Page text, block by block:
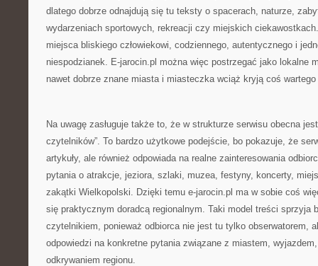
dlatego dobrze odnajdują się tu teksty o spacerach, naturze,
wydarzeniach sportowych, rekreacji czy miejskich
miejsca bliskiego człowiekowi, codziennego, autentycznego i
niespodzianek. E-jarocin.pl można więc postrzegać jako lokalne
nawet dobrze znane miasta i miasteczka wciąż kryją coś
Na uwagę zasługuje także to, że w strukturze serwisu obecna
czytelników”. To bardzo użytkowe podejście, bo pokazuje, że
artykuły, ale również odpowiada na realne zainteresowania
pytania o atrakcje, jeziora, szlaki, muzea, festyny, koncerty,
zakątki Wielkopolski. Dzięki temu e-jarocin.pl ma w sobie coś
się praktycznym doradcą regionalnym. Taki model treści sprzyja
czytelnikiem, ponieważ odbiorca nie jest tu tylko obserwatorem,
odpowiedzi na konkretne pytania związane z miastem,
odkrywaniem regionu.